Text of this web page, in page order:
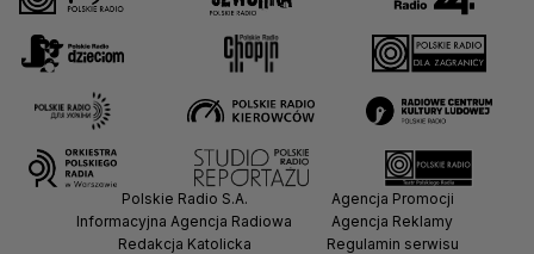
Polskie Radio S.A.
Informacyjna Agencja Radiowa
Redakcja Katolicka
Agencja Promocji
Agencja Reklamy
Regulamin serwisu